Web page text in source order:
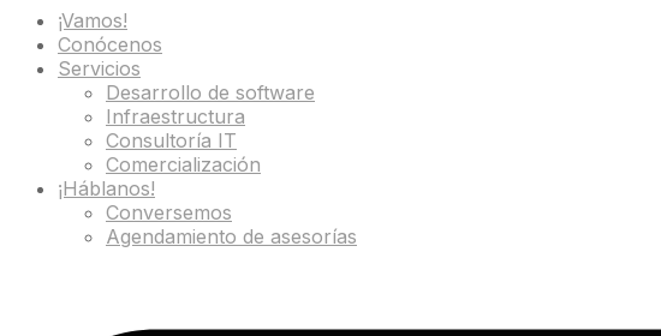
¡Vamos!
Conócenos
Servicios
Desarrollo de software
Infraestructura
Consultoría IT
Comercialización
¡Háblanos!
Conversemos
Agendamiento de asesorías